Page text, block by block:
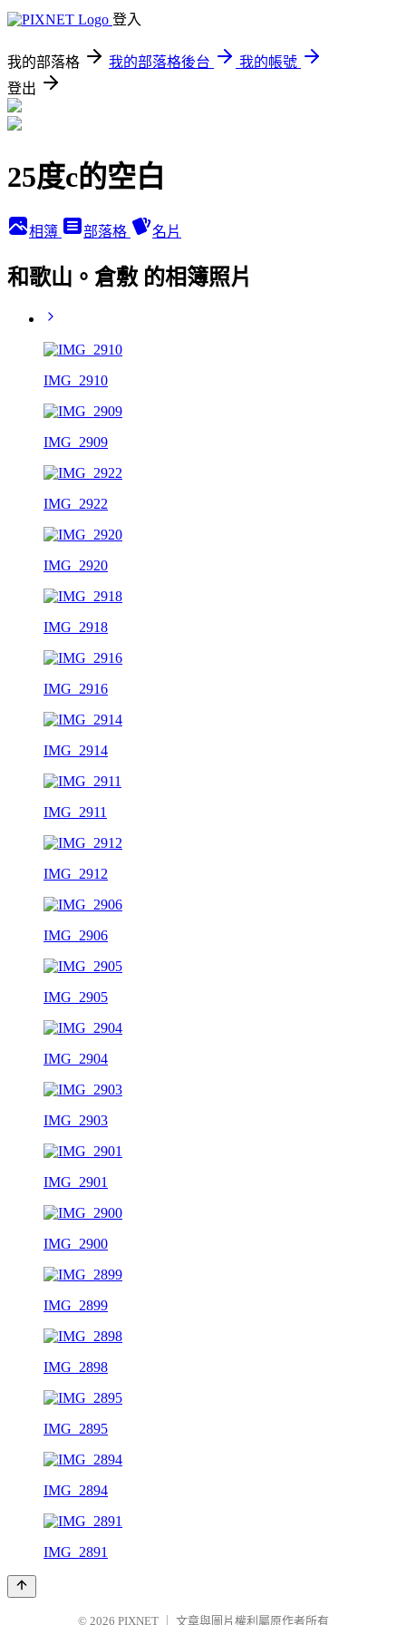
登入
我的部落格 我的部落格後台
我的帳號
登出
25度c的空白
相簿 部落格 名片
和歌山。倉敷 的相簿照片
IMG_2910
IMG_2909
IMG_2922
IMG_2920
IMG_2918
IMG_2916
IMG_2914
IMG_2911
IMG_2912
IMG_2906
IMG_2905
IMG_2904
IMG_2903
IMG_2901
IMG_2900
IMG_2899
IMG_2898
IMG_2895
IMG_2894
IMG_2891
© 2026 PIXNET 文章與圖片權利屬原作者所有